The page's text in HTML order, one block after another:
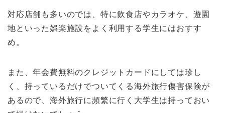
対応店舗も多いのでは、特に飲食店やカラオケ、遊園
地といった娯楽施設をよく利用する学生にはおすす
め。
また、年会費無料のクレジットカードにしては珍し
く、持っているだけでついてくる海外旅行傷害保険が
あるので、海外旅行に頻繁に行く大学生は持っておい